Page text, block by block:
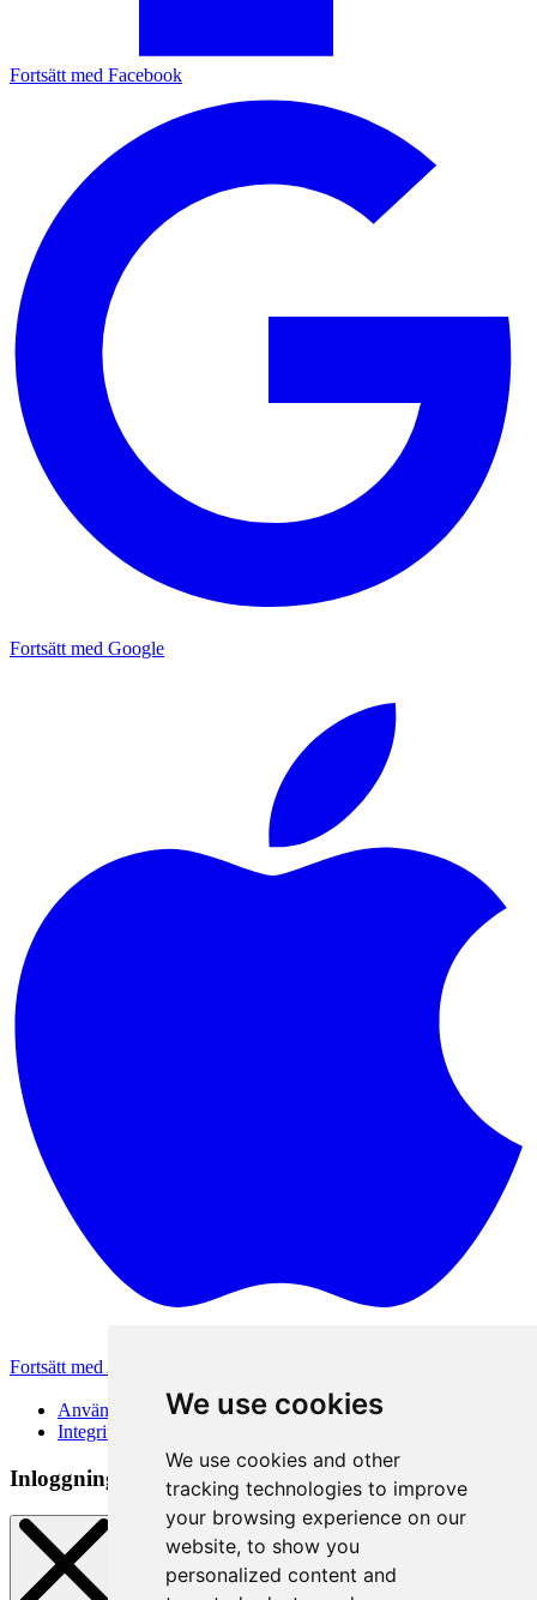
We use cookies
We use cookies and other
tracking technologies to improve
your browsing experience on our
website, to show you
personalized content and
Fortsätt med Facebook
Fortsätt med Google
Fortsätt med Apple
Användarvillkor
Integritetspolicy
Inloggningsmetod